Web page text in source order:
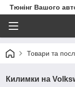
Тюнінг Вашого
Товари та
Килимки на